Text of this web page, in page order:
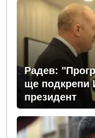
Радев:
ще подкрепи
президент